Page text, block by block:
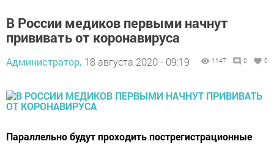
В России медиков первыми начнут
прививать от коронавируса
Администратор, 18 августа 2020 - 09:19 1147 0 0
Параллельно будут проходить пострегистрационные